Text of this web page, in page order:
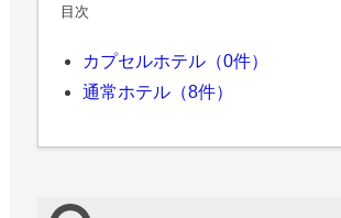
目次
カプセルホテル（0件）
通常ホテル（8件）